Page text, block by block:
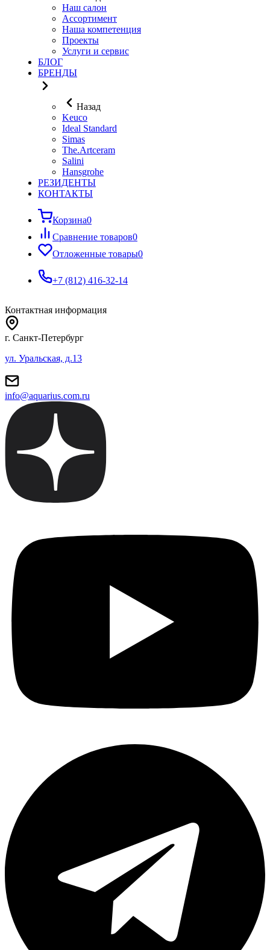
Наш салон
Ассортимент
Наша компетенция
Проекты
Услуги и сервис
БЛОГ
БРЕНДЫ
Назад
Keuco
Ideal Standard
Simas
The.Artceram
Salini
Hansgrohe
РЕЗИДЕНТЫ
КОНТАКТЫ
Корзина0
Сравнение товаров0
Отложенные товары0
+7 (812) 416-32-14
Контактная информация
г. Санкт-Петербург
ул. Уральская, д.13
info@aquarius.com.ru